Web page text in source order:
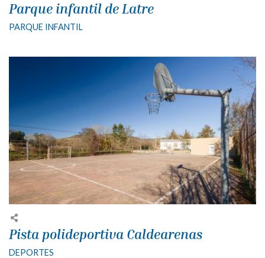
Parque infantil de Latre
PARQUE INFANTIL
Pista polideportiva Caldearenas
DEPORTES